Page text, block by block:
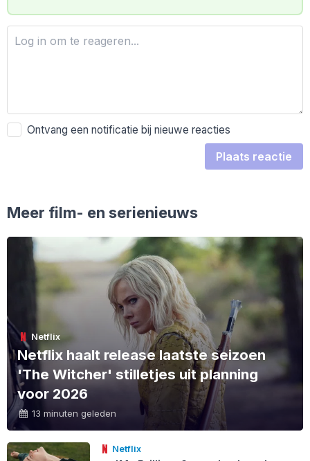
Ontvang een notificatie bij nieuwe reacties
Plaats reactie
Meer film- en serienieuws
Netflix
Netflix haalt release laatste seizoen
'The Witcher' stilletjes uit planning
voor 2026
13 minuten geleden
Netflix